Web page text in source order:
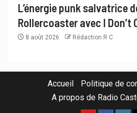
L’énergie punk salvatrice
Rollercoaster avec I Don’t
8 août 2026 Rédaction R C
Accueil
Politique de
A propos de Radio